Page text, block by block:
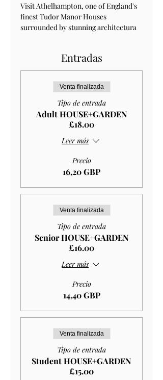
Visit Athelhampton, one of England's
finest Tudor Manor Houses
surrounded by stunning architectura
Entradas
Venta finalizada
Tipo de entrada
Adult HOUSE+GARDEN
£18.00
Leer más
Precio
16,20 GBP
Venta finalizada
Tipo de entrada
Senior HOUSE+GARDEN
£16.00
Leer más
Precio
14,40 GBP
Venta finalizada
Tipo de entrada
Student HOUSE+GARDEN
£15.00